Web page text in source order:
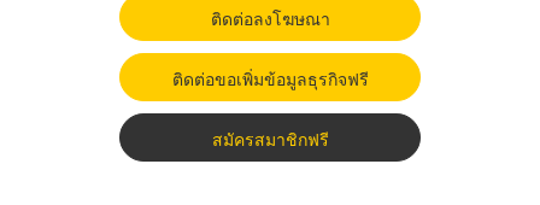
ติดต่อลงโฆษณา
ติดต่อขอเพิ่มข้อมูลธุรกิจฟรี
สมัครสมาชิกฟรี